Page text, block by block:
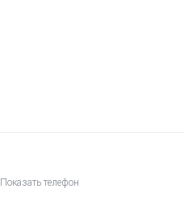
Показать телефон